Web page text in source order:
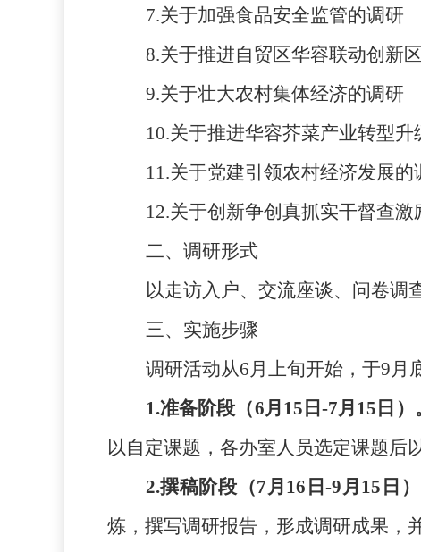
7.关于加强食品安全监管的调研
8.关于推进自贸区华容联动创新
9.关于壮大农村集体经济的调研
10.关于推进华容芥菜产业转型升
11.关于党建引领农村经济发展的
12.关于创新争创真抓实干督查激
二、调研形式
以走访入户、交流座谈、问卷调
三、实施步骤
调研活动从6月上旬开始，于9月
1.准备阶段（6月15日-7月15日）
以自定课题，各办室人员选定课题后
2.撰稿阶段（7月16日-9月15日）
炼，撰写调研报告，形成调研成果，